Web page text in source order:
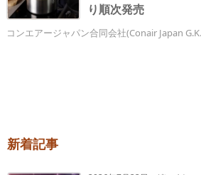
り順次発売
コンエアージャパン合同会社(Conair Japan
新着記事